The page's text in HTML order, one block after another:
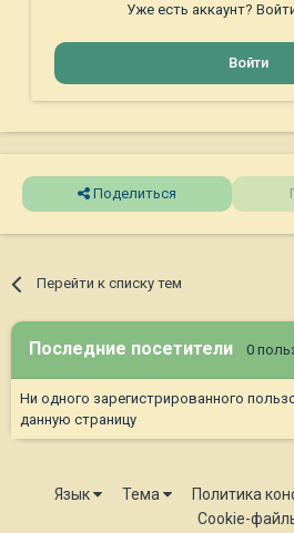
Уже есть аккаунт?
Войти
Поделиться
Перейти к списку тем
Последние посетители 0
Ни одного зарегистрированного
данную страницу
Язык Тема
Политика
Cookie-